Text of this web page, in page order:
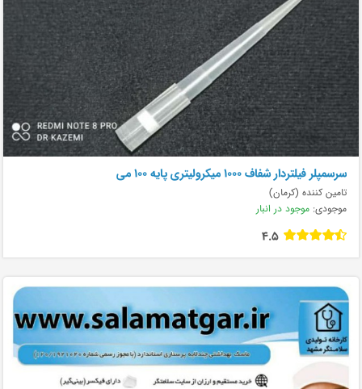
سرسمپلر فیلتردار شفاف 1000 میکرولیتری پایه 100 می
تامین کننده (کرمان)
موجودی: موجود در انبار
4.5